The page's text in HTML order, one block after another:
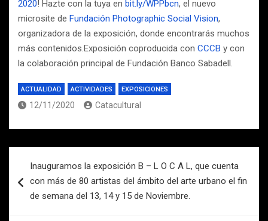
2020! Hazte con la tuya en bit.ly/WPPbcn, el nuevo
microsite de Fundación Photographic Social Vision,
organizadora de la exposición, donde encontrarás muchos
más contenidos.Exposición coproducida con CCCB y con
la colaboración principal de Fundación Banco Sabadell.
ACTUALIDAD ACTIVIDADES EXPOSICIONES
12/11/2020 Catacultural
de
entradas
Inauguramos la exposición B – L O C A L, que cuenta
con más de 80 artistas del ámbito del arte urbano el fin
de semana del 13, 14 y 15 de Noviembre.